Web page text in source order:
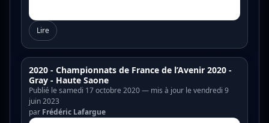
Lire
2020 - Championnats de France de l’Avenir 2020 -
Gray - Haute Saone
Publié le samedi 17 octobre 2020 — mis à jour le vendredi 9
juin 2023
par Frédéric Lafargue